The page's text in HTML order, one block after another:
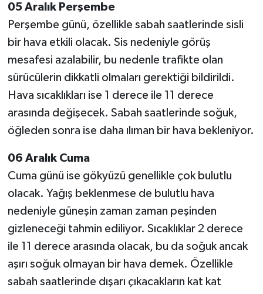
05 Aralık Perşembe
Perşembe günü, özellikle sabah saatlerinde sisli
bir hava etkili olacak. Sis nedeniyle görüş
mesafesi azalabilir, bu nedenle trafikte olan
sürücülerin dikkatli olmaları gerektiği bildirildi.
Hava sıcaklıkları ise 1 derece ile 11 derece
arasında değişecek. Sabah saatlerinde soğuk,
öğleden sonra ise daha ılıman bir hava bekleniyor.
06 Aralık Cuma
Cuma günü ise gökyüzü genellikle çok bulutlu
olacak. Yağış beklenmese de bulutlu hava
nedeniyle güneşin zaman zaman peşinden
gizleneceği tahmin ediliyor. Sıcaklıklar 2 derece
ile 11 derece arasında olacak, bu da soğuk ancak
aşırı soğuk olmayan bir hava demek. Özellikle
sabah saatlerinde dışarı çıkacakların kat kat